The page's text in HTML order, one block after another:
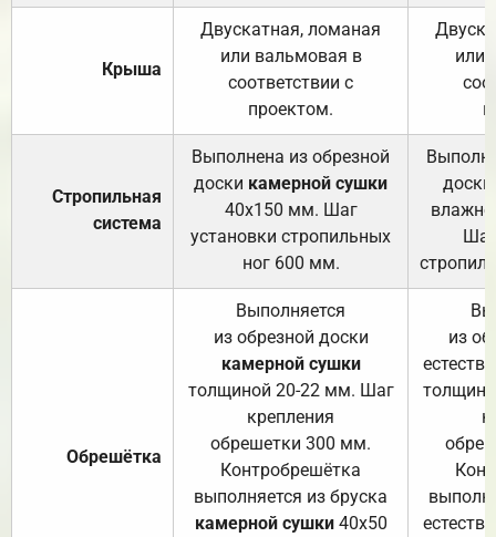
Крыша
Двускатная, ломаная
или вальмовая в
соответствии с
проектом.
или
Стропильная
система
Выполнена из обрезной
доски камерной сушки
40х150 мм. Шаг
установки стропильных
ног 600 мм.
доски
Обрешётка
Выполняется
из обрезной доски
камерной сушки
толщиной 20-22 мм. Шаг
крепления
обрешетки 300 мм.
Контробрешётка
выполняется из бруска
камерной сушки40х50
из